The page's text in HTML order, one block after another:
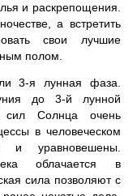
и раскрепощения.
а встретить
свои лучшие
полом.
3-я лунная фаза.
до 3-й лунной
сил Солнца очень
в человеческом
и уравновешены.
облачается в
сила позволяют с